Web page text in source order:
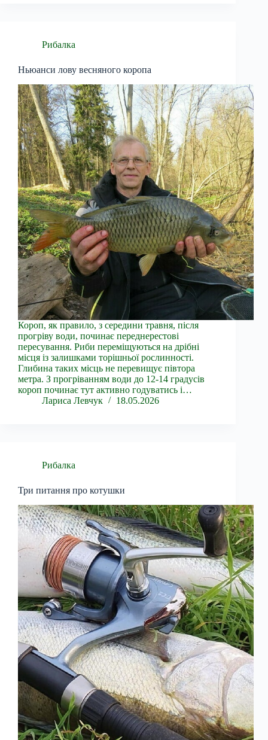
Рибалка
Ньюанси лову весняного коропа
Короп, як правило, з середини травня, після
прогріву води, починає переднерестові
пересування. Риби переміщуються на дрібні
місця із залишками торішньої рослинності.
Глибина таких місць не перевищує півтора
метра. З прогріванням води до 12-14 градусів
короп починає тут активно годуватись і…
Лариса Левчук
18.05.2026
Рибалка
Три питання про котушки